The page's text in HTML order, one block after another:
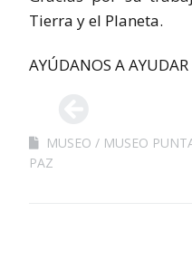
Tierra y el Planeta.
AYÚDANOS A AYUDAR
MUSEO MUSEO
PAZ